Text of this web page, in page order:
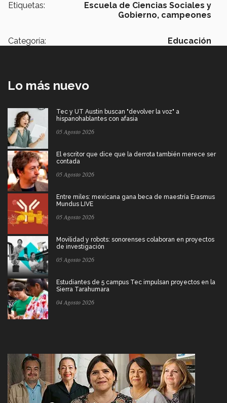
Etiquetas:
Escuela de Ciencias Sociales y
Gobierno, campeones
Categoría: Educación
Lo más nuevo
Tec y UT Austin buscan "devolver la voz" a
hispanohablantes con afasia
05 Agosto 2026
El escritor que dice que la derrota también merece ser
contada
05 Agosto 2026
Entre miles: mexicana gana beca de maestría Erasmus
Mundus LIVE
05 Agosto 2026
Movilidad y robots: sonorenses colaboran en proyectos
de investigación
05 Agosto 2026
Estudiantes de 5 campus Tec impulsan proyectos en la
Sierra Tarahumara
04 Agosto 2026